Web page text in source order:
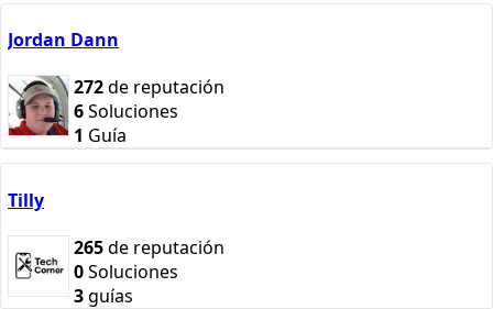
Jordan Dann
272de reputación
6Soluciones
1 Guía
Tilly
265de reputación
0Soluciones
3guías